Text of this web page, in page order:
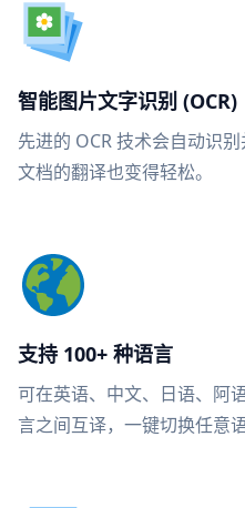
智能图片文字识别 (OCR)
先进的 OCR 技术会自动识
文档的翻译也变得轻松。
支持 100+ 种语言
可在英语、中文、日语、阿
言之间互译，一键切换任意